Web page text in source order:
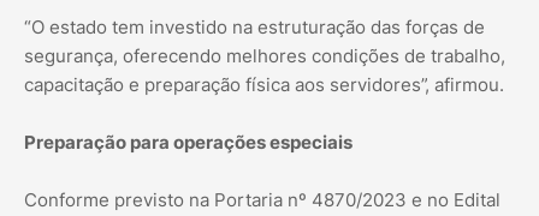
“O estado tem investido na estruturação das forças de
segurança, oferecendo melhores condições de trabalho,
capacitação e preparação física aos servidores”, afirmou.
Preparação para operações especiais
Conforme previsto na Portaria nº 4870/2023 e no Edital